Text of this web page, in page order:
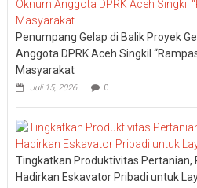
Penumpang Gelap di Balik Proyek
Anggota DPRK Aceh Singkil
Masyarakat
Juli 15, 2026 0
Tingkatkan Produktivitas Pertanian,
Hadirkan Eskavator Pribadi untuk